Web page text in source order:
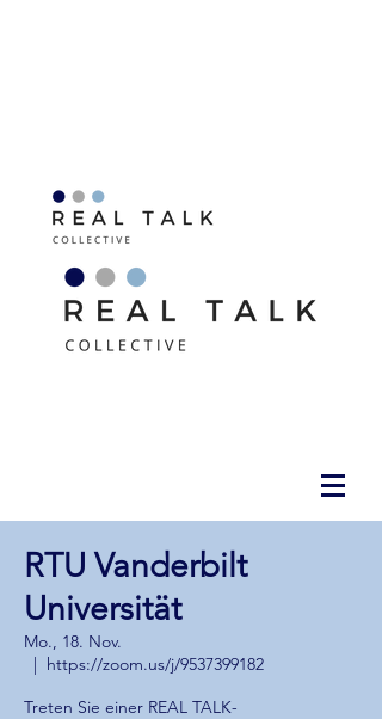
RTU Vanderbilt
Universität
Mo., 18. Nov.
  |
https://zoom.us/j/9537399182
Treten Sie einer REAL TALK-